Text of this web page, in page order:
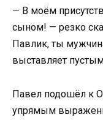
— В моём
сыном! — резко
Павлик, ты
выставляет
Павел подошёл к
упрямым